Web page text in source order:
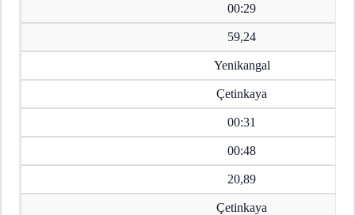
00:29
59,24
Yenikangal
Çetinkaya
00:31
00:48
20,89
Çetinkaya